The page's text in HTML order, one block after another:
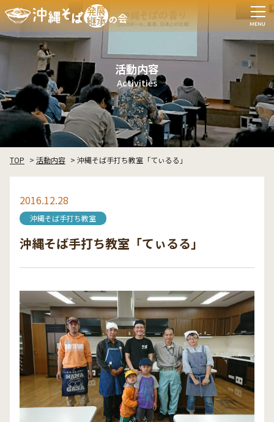
活動内容
Activities
TOP 活動内容 沖縄そば手打ち教室「てぃるる」
2016.12.28
沖縄そば手打ち教室
沖縄そば手打ち教室「てぃるる」